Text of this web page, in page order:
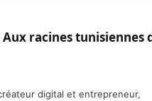
racines tunisiennes
digital et entrepreneur,